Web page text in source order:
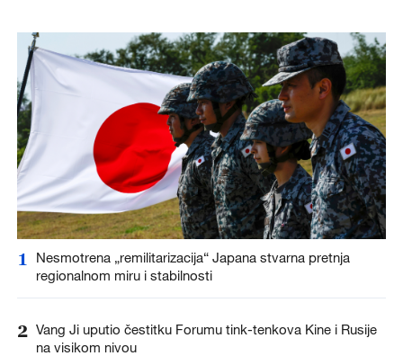
1
Nesmotrena „remilitarizacija“ Japana stvarna pretnja
regionalnom miru i stabilnosti
2 Vang Ji uputio čestitku Forumu tink-tenkova Kine i Rusije
na visikom nivou